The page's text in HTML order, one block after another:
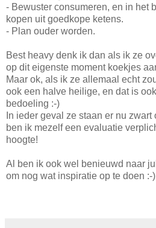
- Bewuster consumeren, en in het
kopen uit goedkope ketens.
- Plan ouder worden.
Best heavy denk ik dan als ik ze
op dit eigenste moment koekjes
Maar ok, als ik ze allemaal echt
ook een halve heilige, en dat is
bedoeling :-)
In ieder geval ze staan er nu
ben ik mezelf een evaluatie
hoogte!
Al ben ik ook wel benieuwd naar
om nog wat inspiratie op te doen :-)